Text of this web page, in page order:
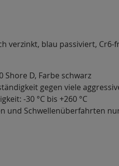
verzinkt, blau passiviert, Cr6-
Shore D, Farbe schwarz
gegen viele
-30 °C bis +260 °C
und Schwellenüberfahrten